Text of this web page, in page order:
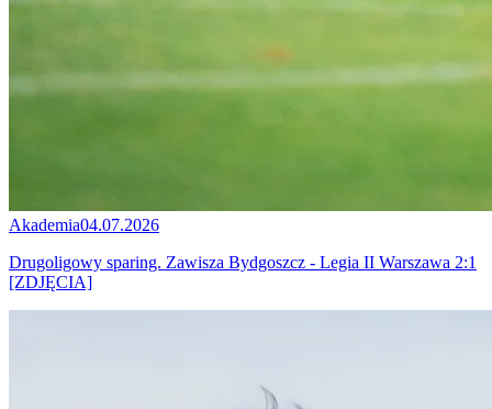
Akademia04.07.2026
Drugoligowy sparing. Zawisza Bydgoszcz - Legia II Warszawa 2:1
[ZDJĘCIA]